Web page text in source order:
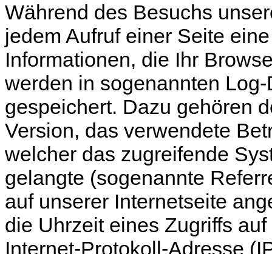
Während des Besuchs
jedem Aufruf einer Seite
Informationen, die Ihr
werden in sogenannten
gespeichert. Dazu gehören
Version, das verwendete
welcher das zugreifende
gelangte (sogenannte
auf unserer Internetseite
die Uhrzeit eines Zugriffs
Internet-Protokoll-Adresse